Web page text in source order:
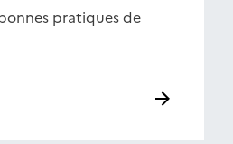
pratiques de